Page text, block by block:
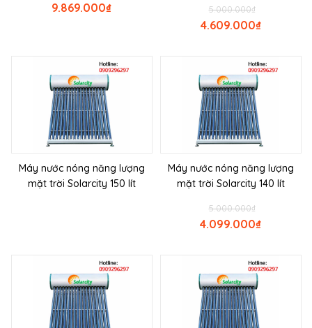
₫
9.869.000 ₫
5.000.000
₫
4.609.000
Máy nước nóng năng lượng
mặt trời Solarcity 150 lít
Máy nước nóng năng lượng
mặt trời Solarcity 140 lít
₫
5.000.000
₫
4.099.000